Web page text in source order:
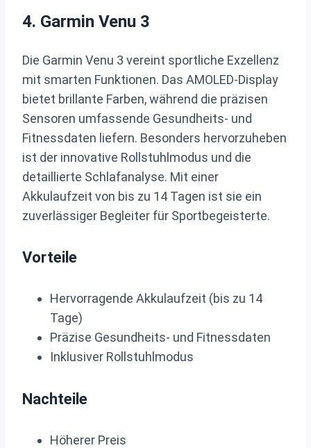
4. Garmin Venu 3
Die Garmin Venu 3 vereint sportliche Exzellenz
mit smarten Funktionen. Das AMOLED-Display
bietet brillante Farben, während die präzisen
Sensoren umfassende Gesundheits- und
Fitnessdaten liefern. Besonders hervorzuheben
ist der innovative Rollstuhlmodus und die
detaillierte Schlafanalyse. Mit einer
Akkulaufzeit von bis zu 14 Tagen ist sie ein
zuverlässiger Begleiter für Sportbegeisterte.
Vorteile
Hervorragende Akkulaufzeit (bis zu 14
Tage)
Präzise Gesundheits- und Fitnessdaten
Inklusiver Rollstuhlmodus
Nachteile
Höherer Preis